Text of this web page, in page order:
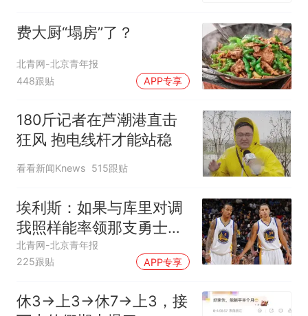
费大厨“塌房”了？
北青网-北京青年报
448跟贴
APP专享
180斤记者在芦潮港直击
狂风 抱电线杆才能站稳
看看新闻Knews 515跟贴
埃利斯：如果与库里对调
我照样能率领那支勇士取
得现在的成就
北青网-北京青年报
225跟贴
APP专享
休3→上3→休7→上3，接